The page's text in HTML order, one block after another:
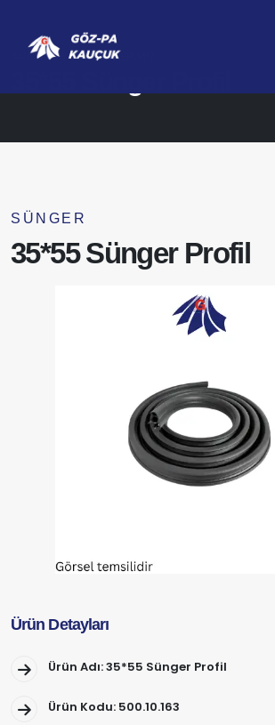
ANASAYFA ÜRÜNLERIMIZ
SÜNGER
35*55 Sünger Profil
Ürün Detayları
Ürün Adı: 35*55 Sünger Profil
Ürün Kodu: 500.10.163